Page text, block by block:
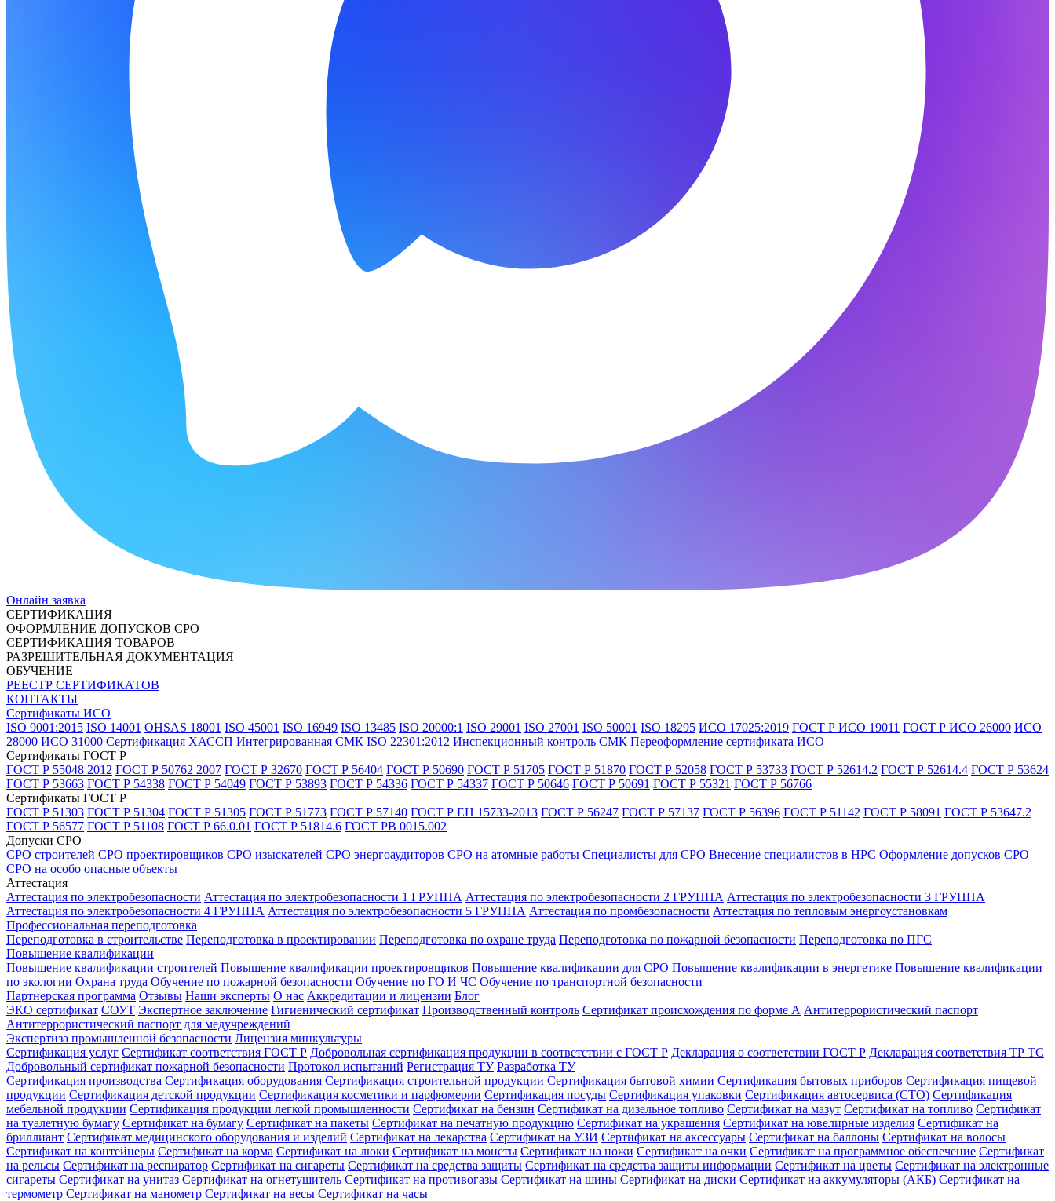
Онлайн заявка
СЕРТИФИКАЦИЯ
ОФОРМЛЕНИЕ ДОПУСКОВ СРО
СЕРТИФИКАЦИЯ ТОВАРОВ
РАЗРЕШИТЕЛЬНАЯ ДОКУМЕНТАЦИЯ
ОБУЧЕНИЕ
РЕЕСТР СЕРТИФИКАТОВ
КОНТАКТЫ
Сертификаты ИСО
ISO 9001:2015 ISO 14001 OHSAS 18001 ISO 45001 ISO 16949 ISO 13485 ISO 20000:1 ISO 29001 ISO 27001 ISO 50001 ISO 18295 ИСО 17025:2019 ГОСТ Р ИСО 19011 ГОСТ Р ИСО 26000 ИСО
28000 ИСО 31000 Сертификация ХАССП Интегрированная СМК ISO 22301:2012 Инспекционный контроль СМК Переоформление сертификата ИСО
Сертификаты ГОСТ Р
ГОСТ Р 55048 2012 ГОСТ Р 50762 2007 ГОСТ Р 32670 ГОСТ Р 56404 ГОСТ Р 50690 ГОСТ Р 51705 ГОСТ Р 51870 ГОСТ Р 52058 ГОСТ Р 53733 ГОСТ Р 52614.2 ГОСТ Р 52614.4 ГОСТ Р 53624
ГОСТ Р 53663 ГОСТ Р 54338 ГОСТ Р 54049 ГОСТ Р 53893 ГОСТ Р 54336 ГОСТ Р 54337 ГОСТ Р 50646 ГОСТ Р 50691 ГОСТ Р 55321 ГОСТ Р 56766
Сертификаты ГОСТ Р
ГОСТ Р 51303 ГОСТ Р 51304 ГОСТ Р 51305 ГОСТ Р 51773 ГОСТ Р 57140 ГОСТ Р ЕН 15733-2013 ГОСТ Р 56247 ГОСТ Р 57137 ГОСТ Р 56396 ГОСТ Р 51142 ГОСТ Р 58091 ГОСТ Р 53647.2
ГОСТ Р 56577 ГОСТ Р 51108 ГОСТ Р 66.0.01 ГОСТ Р 51814.6 ГОСТ РВ 0015.002
Допуски СРО
СРО строителей СРО проектировщиков СРО изыскателей СРО энергоаудиторов СРО на атомные работы Специалисты для СРО Внесение специалистов в НРС Оформление допусков СРО
СРО на особо опасные объекты
Аттестация
Аттестация по электробезопасности Аттестация по электробезопасности 1 ГРУППА Аттестация по электробезопасности 2 ГРУППА Аттестация по электробезопасности 3 ГРУППА
Аттестация по электробезопасности 4 ГРУППА Аттестация по электробезопасности 5 ГРУППА Аттестация по промбезопасности Аттестация по тепловым энергоустановкам
Профессиональная переподготовка
Переподготовка в строительстве Переподготовка в проектировании Переподготовка по охране труда Переподготовка по пожарной безопасности Переподготовка по ПГС
Повышение квалификации
Повышение квалификации строителей Повышение квалификации проектировщиков Повышение квалификации для СРО Повышение квалификации в энергетике Повышение квалификации
по экологии Охрана труда Обучение по пожарной безопасности Обучение по ГО И ЧС Обучение по транспортной безопасности
Партнерская программа Отзывы Наши эксперты О нас Аккредитации и лицензии Блог
ЭКО сертификат СОУТ Экспертное заключение Гигиенический сертификат Производственный контроль Сертификат происхождения по форме А Антитеррористический паспорт
Антитеррористический паспорт для медучреждений
Экспертиза промышленной безопасности Лицензия минкультуры
Сертификация услуг Сертификат соответствия ГОСТ Р Добровольная сертификация продукции в соответствии с ГОСТ Р Декларация о соответствии ГОСТ Р Декларация соответствия ТР ТС
Добровольный сертификат пожарной безопасности Протокол испытаний Регистрация ТУ Разработка ТУ
Сертификация производства Сертификация оборудования Сертификация строительной продукции Сертификация бытовой химии Сертификация бытовых приборов Сертификация пищевой
продукции Сертификация детской продукции Сертификация косметики и парфюмерии Сертификация посуды Сертификация упаковки Сертификация автосервиса (СТО) Сертификация
мебельной продукции Сертификация продукции легкой промышленности Сертификат на бензин Сертификат на дизельное топливо Сертификат на мазут Сертификат на топливо Сертификат
на туалетную бумагу Сертификат на бумагу Сертификат на пакеты Сертификат на печатную продукцию Сертификат на украшения Сертификат на ювелирные изделия Сертификат на
бриллиант Сертификат медицинского оборудования и изделий Сертификат на лекарства Сертификат на УЗИ Сертификат на аксессуары Сертификат на баллоны Сертификат на волосы
Сертификат на контейнеры Сертификат на корма Сертификат на люки Сертификат на монеты Сертификат на ножи Сертификат на очки Сертификат на программное обеспечение Сертификат
на рельсы Сертификат на респиратор Сертификат на сигареты Сертификат на средства защиты Сертификат на средства защиты информации Сертификат на цветы Сертификат на электронные
сигареты Сертификат на унитаз Сертификат на огнетушитель Сертификат на противогазы Сертификат на шины Сертификат на диски Сертификат на аккумуляторы (АКБ) Сертификат на
термометр Сертификат на манометр Сертификат на весы Сертификат на часы